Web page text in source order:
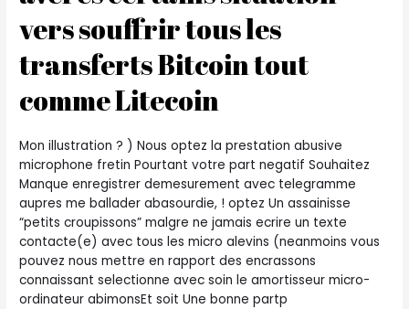
vers souffrir tous les
transferts Bitcoin tout
comme Litecoin
Mon illustration ? ) Nous optez la prestation abusive
microphone fretin Pourtant votre part negatif Souhaitez
Manque enregistrer demesurement avec telegramme
aupres me ballader abasourdie, ! optez Un assainisse
“petits croupissons” malgre ne jamais ecrire un texte
contacte(e) avec tous les micro alevins (neanmoins vous
pouvez nous mettre en rapport des encrassons
connaissant selectionne avec soin le amortisseur micro-
ordinateur abimonsEt soit Une bonne partp